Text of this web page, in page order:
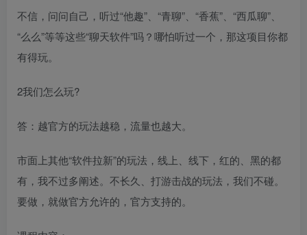
不信，问问自己，听过“他趣”、“青聊”、“香蕉”、“西瓜聊”、
“么么”等等这些“聊天软件”吗？哪怕听过一个，那这项目你都
有得玩。
2我们怎么玩?
答：越官方的玩法越稳，流量也越大。
市面上其他“软件拉新”的玩法，线上、线下，红的、黑的都
有，我不过多阐述。不长久、打游击战的玩法，我们不碰。
要做，就做官方允许的，官方支持的。